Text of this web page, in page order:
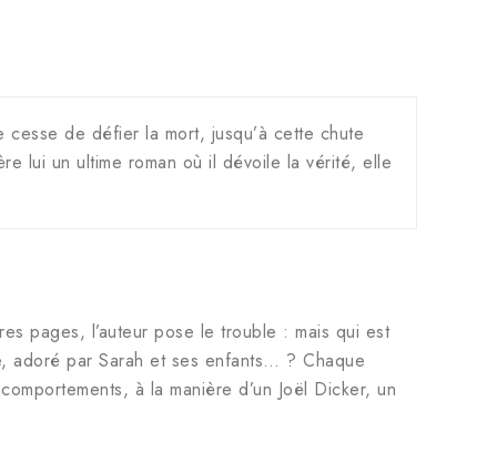
de défier la mort, jusqu’à cette chute
lui un ultime roman où il dévoile la vérité, elle
pages, l’auteur pose le trouble : mais qui est
adoré par Sarah et ses enfants… ? Chaque
à la manière d’un Joël Dicker, un